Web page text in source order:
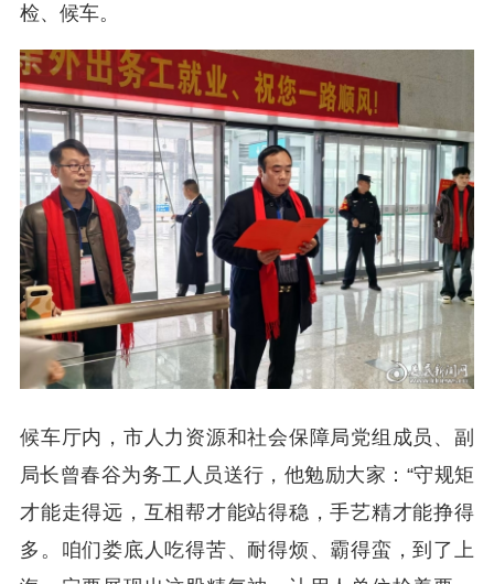
检、候车。
候车厅内，市人力资源和社会保障局党组成员、副
局长曾春谷为务工人员送行，他勉励大家：“守规矩
才能走得远，互相帮才能站得稳，手艺精才能挣得
多。咱们娄底人吃得苦、耐得烦、霸得蛮，到了上